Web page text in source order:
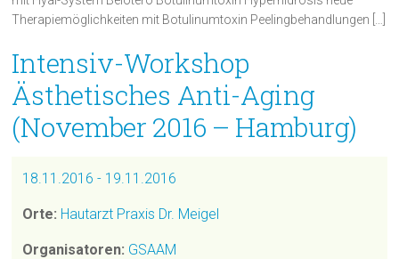
Therapiemöglichkeiten mit Botulinumtoxin Peelingbehandlungen […]
Intensiv-Workshop
Ästhetisches Anti-Aging
(November 2016 – Hamburg)
18.11.2016 - 19.11.2016
Orte: Hautarzt Praxis Dr. Meigel
Organisatoren: GSAAM